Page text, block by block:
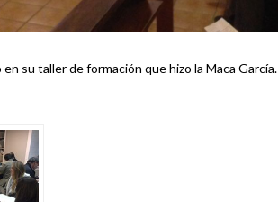
su taller de formación que hizo la Maca García.